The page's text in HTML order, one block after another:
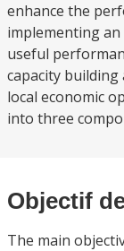
enhance the
implementing
useful
capacity
local economic
into three
Objectif
The main